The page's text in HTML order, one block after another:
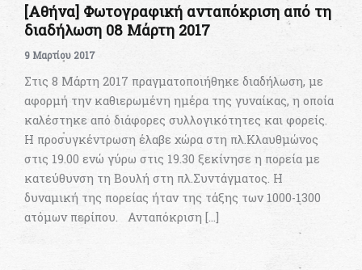
[Αθήνα] Φωτογραφική ανταπόκριση από τη
διαδήλωση 08 Μάρτη 2017
9 Μαρτίου 2017
Στις 8 Μάρτη 2017 πραγματοποιήθηκε διαδήλωση, με
αφορμή την καθιερωμένη ημέρα της γυναίκας, η οποία
καλέστηκε από διάφορες συλλογικότητες και φορείς.
Η προσυγκέντρωση έλαβε χώρα στη πλ.Κλαυθμώνος
στις 19.00 ενώ γύρω στις 19.30 ξεκίνησε η πορεία με
κατεύθυνση τη Βουλή στη πλ.Συντάγματος. Η
δυναμική της πορείας ήταν της τάξης των 1000-1300
ατόμων περίπου. Ανταπόκριση […]